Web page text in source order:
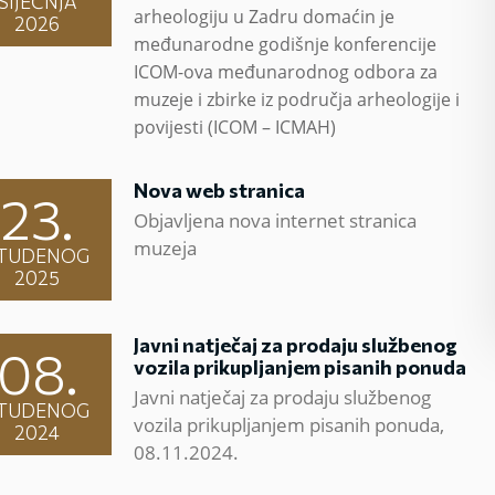
2026
arheologiju u Zadru domaćin je
međunarodne godišnje konferencije
ICOM-ova međunarodnog odbora za
muzeje i zbirke iz područja arheologije i
povijesti (ICOM – ICMAH)
23.
2025
Nova web stranica
Objavljena nova internet stranica
muzeja
2024
Javni natječaj za prodaju službenog
vozila prikupljanjem pisanih ponuda
Javni natječaj za prodaju službenog
vozila prikupljanjem pisanih ponuda,
08.11.2024.